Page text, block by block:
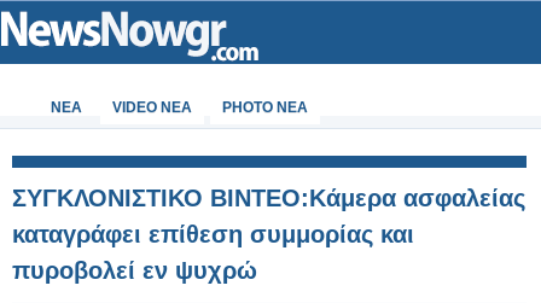
ΝΕΑ VIDEO NEA PHOTO NEA
ΣΥΓΚΛΟΝΙΣΤΙΚΟ ΒΙΝΤΕΟ:Κάμερα ασφαλείας
καταγράφει επίθεση συμμορίας και
πυροβολεί εν ψυχρώ